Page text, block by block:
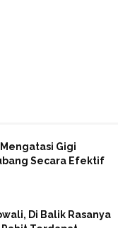
Gigi
Secara Efektif
Di Balik Rasanya